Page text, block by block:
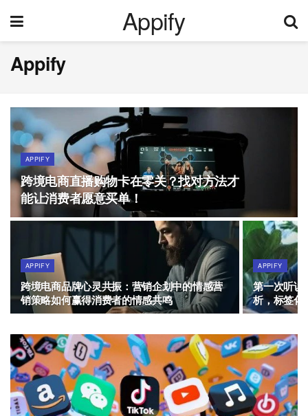
Appify
Appify
APPIFY
跨境电商直播购物卡在零关？找对方法才
能让消费者愿意买单！
APPIFY
跨境电商品牌心灵共振：营销企划中的情感营
销策略如何赢得消费者的情感共鸣
APPIFY
第一次听说
析，标签化